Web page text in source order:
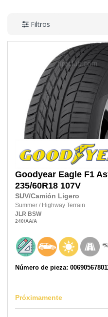
Filtros
Goodyear Eagle F1
235/60R18 107V
SUV/Camión Ligero
Summer / Highway Terrain
JLR BSW
240/AA/A
Número de pieza:
Próximamente